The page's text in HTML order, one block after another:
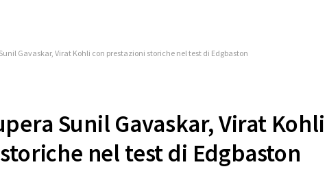
Gavaskar, Virat Kohli con prestazioni storiche nel test di Edgbaston
Sunil Gavaskar, Virat Kohli
nel test di Edgbaston